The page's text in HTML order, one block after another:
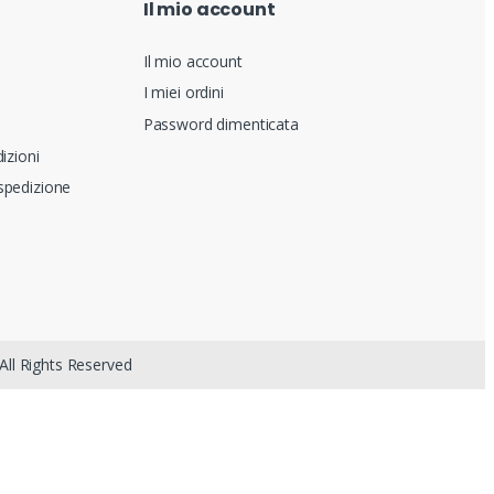
Il mio account
Il mio account
I miei ordini
Password dimenticata
Rights Reserved